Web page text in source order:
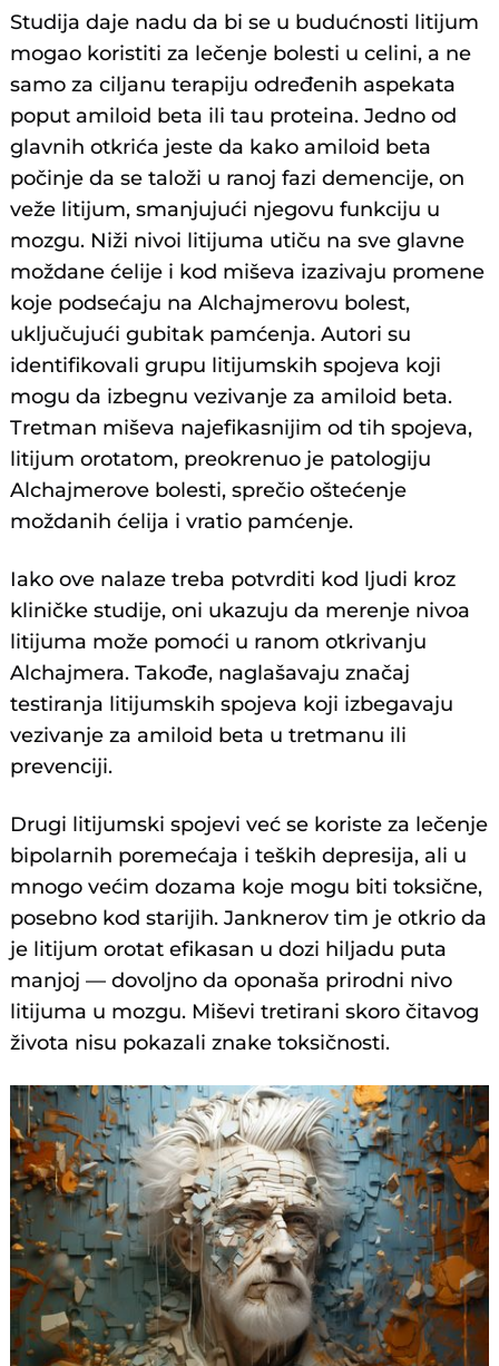
Studija daje nadu da bi se u budućnosti litijum
mogao koristiti za lečenje bolesti u celini, a ne
samo za ciljanu terapiju određenih aspekata
poput amiloid beta ili tau proteina. Jedno od
glavnih otkrića jeste da kako amiloid beta
počinje da se taloži u ranoj fazi demencije, on
veže litijum, smanjujući njegovu funkciju u
mozgu. Niži nivoi litijuma utiču na sve glavne
moždane ćelije i kod miševa izazivaju promene
koje podsećaju na Alchajmerovu bolest,
uključujući gubitak pamćenja. Autori su
identifikovali grupu litijumskih spojeva koji
mogu da izbegnu vezivanje za amiloid beta.
Tretman miševa najefikasnijim od tih spojeva,
litijum orotatom, preokrenuo je patologiju
Alchajmerove bolesti, sprečio oštećenje
moždanih ćelija i vratio pamćenje.
Iako ove nalaze treba potvrditi kod ljudi kroz
kliničke studije, oni ukazuju da merenje nivoa
litijuma može pomoći u ranom otkrivanju
Alchajmera. Takođe, naglašavaju značaj
testiranja litijumskih spojeva koji izbegavaju
vezivanje za amiloid beta u tretmanu ili
prevenciji.
Drugi litijumski spojevi već se koriste za lečenje
bipolarnih poremećaja i teških depresija, ali u
mnogo većim dozama koje mogu biti toksične,
posebno kod starijih. Janknerov tim je otkrio da
je litijum orotat efikasan u dozi hiljadu puta
manjoj — dovoljno da oponaša prirodni nivo
litijuma u mozgu. Miševi tretirani skoro čitavog
života nisu pokazali znake toksičnosti.